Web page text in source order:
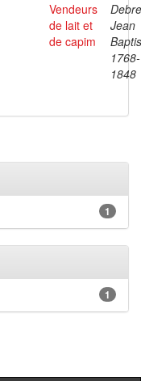
Vendeurs
de lait et
de capim
Jean
1768-
1848
1
1